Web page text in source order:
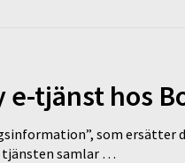
tjänst hos
som ersätter
tjänsten samlar …